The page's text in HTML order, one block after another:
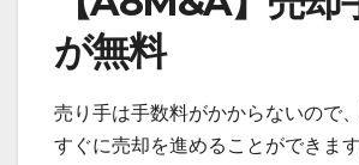
が無料
売り手は手数料がかからないので
すぐに売却を進めることができます